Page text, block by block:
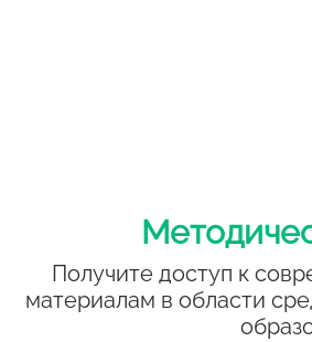
Получите доступ к
материалам в области